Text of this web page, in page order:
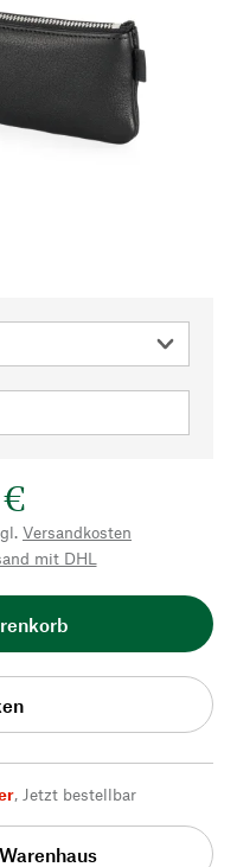
Versandkosten
mit DHL
, Jetzt bestellbar